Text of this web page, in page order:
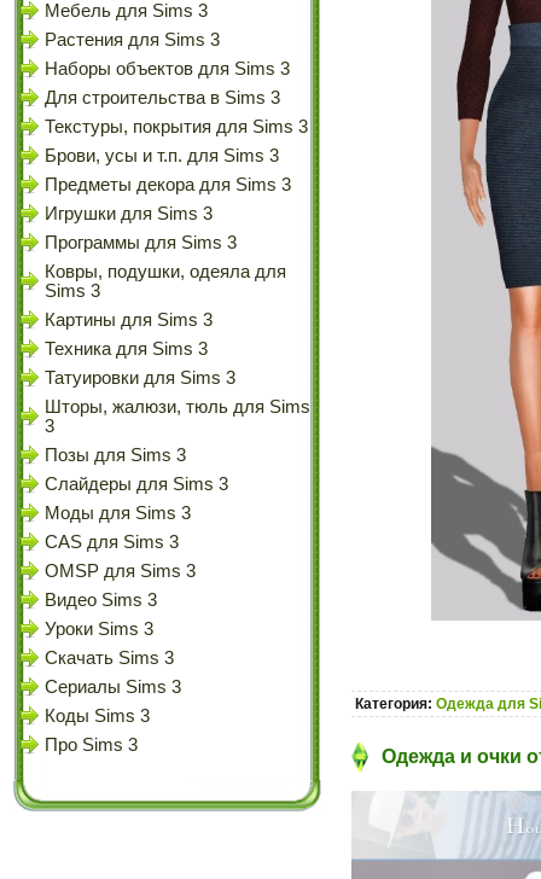
Мебель для Sims 3
Растения для Sims 3
Наборы объектов для Sims 3
Для строительства в Sims 3
Текстуры, покрытия для Sims 3
Брови, усы и т.п. для Sims 3
Предметы декора для Sims 3
Игрушки для Sims 3
Программы для Sims 3
Ковры, подушки, одеяла для
Sims 3
Картины для Sims 3
Техника для Sims 3
Татуировки для Sims 3
Шторы, жалюзи, тюль для Sims
3
Позы для Sims 3
Слайдеры для Sims 3
Моды для Sims 3
CAS для Sims 3
OMSP для Sims 3
Видео Sims 3
Уроки Sims 3
Скачать Sims 3
Сериалы Sims 3
Коды Sims 3
Про Sims 3
Категория: Одежда для
Одежда и очки